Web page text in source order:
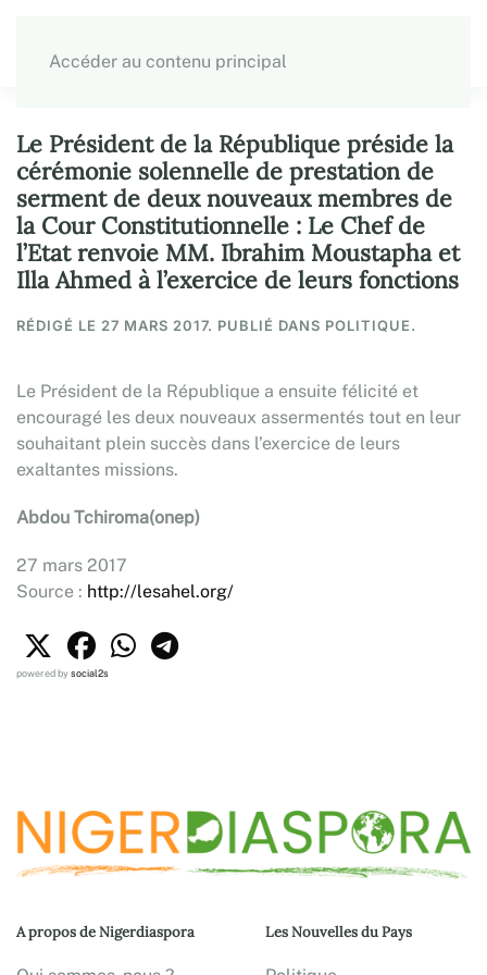
Accéder au contenu principal
Le Président de la République préside la
cérémonie solennelle de prestation de
serment de deux nouveaux membres de
la Cour Constitutionnelle : Le Chef de
l’Etat renvoie MM. Ibrahim Moustapha et
Illa Ahmed à l’exercice de leurs fonctions
RÉDIGÉ LE 27 MARS 2017. PUBLIÉ DANS POLITIQUE.
Le Président de la République a ensuite félicité et
encouragé les deux nouveaux assermentés tout en leur
souhaitant plein succès dans l’exercice de leurs
exaltantes missions.
Abdou Tchiroma(onep)
27 mars 2017
Source : http://lesahel.org/
powered bysocial2s
A propos de Nigerdiaspora Les Nouvelles du Pays